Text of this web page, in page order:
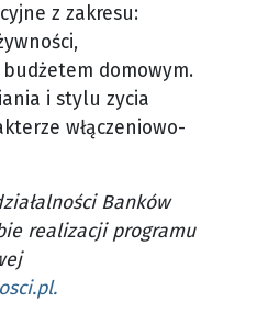
z zakresu:
domowym.
i stylu zycia
włączeniowo-
Banków
realizacji programu
.